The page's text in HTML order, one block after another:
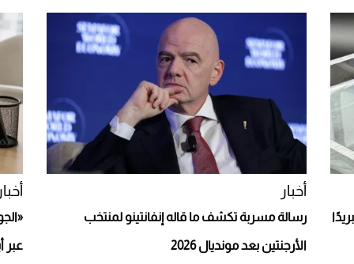
Aston Martin Valiant: على هوى الأبطال
أخبار
رسالة مسربة تكشف ما قاله إنفانتينو لمنتخب
الأرجنتين بعد مونديال 2026 عبر